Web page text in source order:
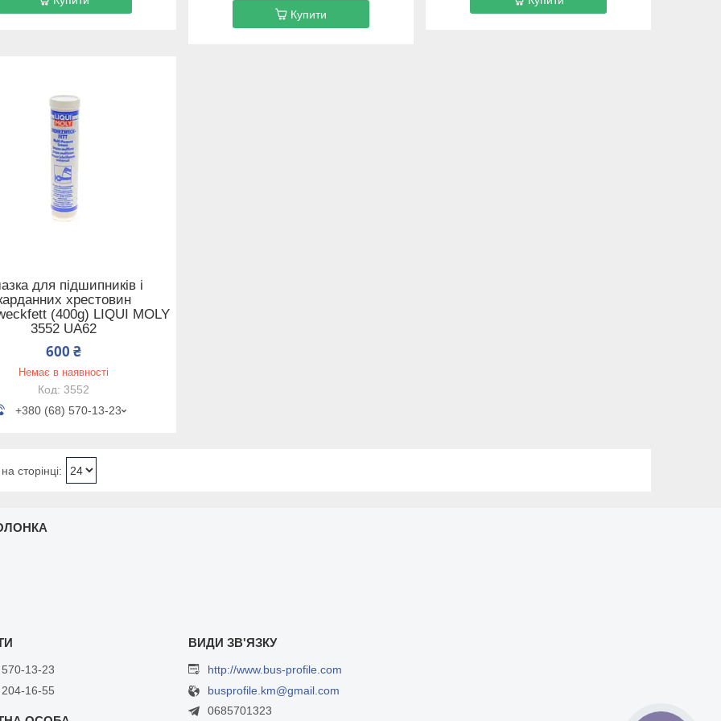
Купити
для підшипників і
хрестовин
(400g) LIQUI MOLY
3552 UA62
600 ₴
Немає в наявності
3552
+380 (68) 570-13-23
13-23
16-55
http://www.bus-profile.com
busprofile.km@gmail.com
0685701323